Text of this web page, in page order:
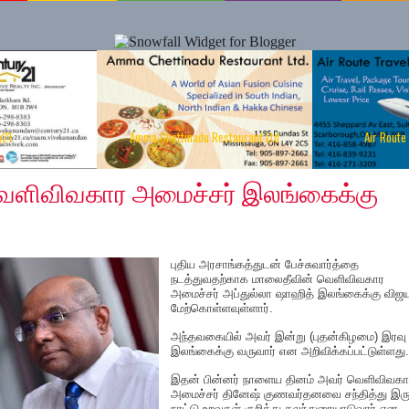
Amma Chettinadu Restaurant Ltd Air
4, 2019
அமைச்சர் இலங்கைக்கு
புதிய அரசாங்கத்துடன் பேச்சுவார்த்தை
நடத்துவதற்காக மாலைதீவின் வெளிவிவகார
அமைச்சர் அப்துல்லா ஷாஹித் இலங்கைக்கு
மேற்கொள்ளவுள்ளார்.
அந்தவகையில் அவர் இன்று (புதன்கிழமை) இரவு
இலங்கைக்கு வருவார் என அறிவிக்கப்பட்டுள்ளது.
இதன் பின்னர் நாளைய தினம் அவர்
அமைச்சர் தினேஷ் குணவர்தனவை சந்தித்து இரு